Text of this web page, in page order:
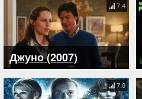
Джуно (2007)
7.4
7.0